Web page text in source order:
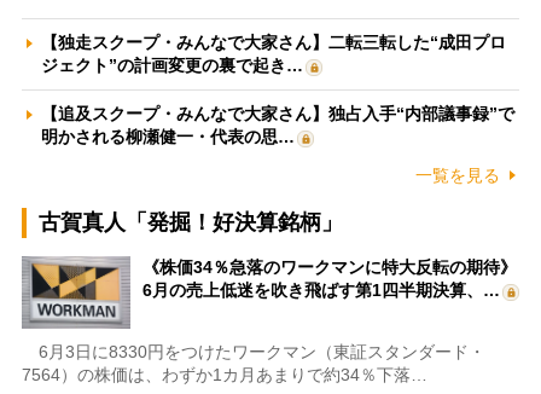
【独走スクープ・みんなで大家さん】二転三転した“成田プロ
ジェクト”の計画変更の裏で起き…
【追及スクープ・みんなで大家さん】独占入手“内部議事録”で
明かされる柳瀬健一・代表の思…
一覧を見る
古賀真人「発掘！好決算銘柄」
《株価34％急落のワークマンに特大反転の期待》
6月の売上低迷を吹き飛ばす第1四半期決算、…
6月3日に8330円をつけたワークマン（東証スタンダード・
7564）の株価は、わずか1カ月あまりで約34％下落…